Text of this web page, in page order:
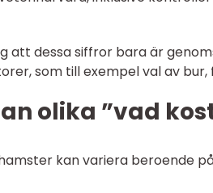
att dessa siffror bara är
som till exempel val av bur,
olika ”vad
kan variera beroende